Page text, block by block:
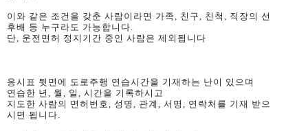
이와 같은 조건을 갖춘 사람이라면 가족, 친구, 친척, 직장의 선
후배 등 누구라도 가능합니다.
단, 운전면허 정지기간 중인 사람은 제외됩니다
응시표 뒷면에 도로주행 연습시간을 기재하는 난이 있으며
연습한 년, 월, 일, 시간을 기록하시고
지도한 사람의 면허번호, 성명, 관계, 서명, 연락처를 기재 받으
시면 됩니다.